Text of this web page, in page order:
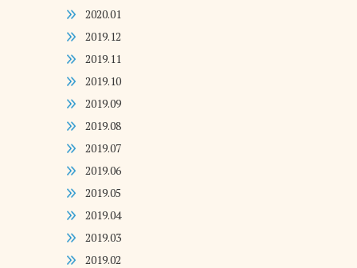
2020.01
2019.12
2019.11
2019.10
2019.09
2019.08
2019.07
2019.06
2019.05
2019.04
2019.03
2019.02